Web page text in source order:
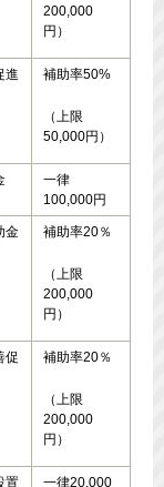
200,000
円）
進
補助率50%
（上限
50,000円）
一律
100,000円
金 補助率20％
（上限
200,000
円）
促
補助率20％
（上限
200,000
円）
置
一律20,000